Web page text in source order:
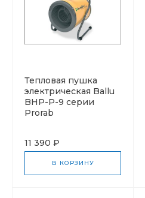
Тепловая пушка
электрическая Ballu
BHP-P-9 серии
Prorab
11 390 ₽
В КОРЗИНУ